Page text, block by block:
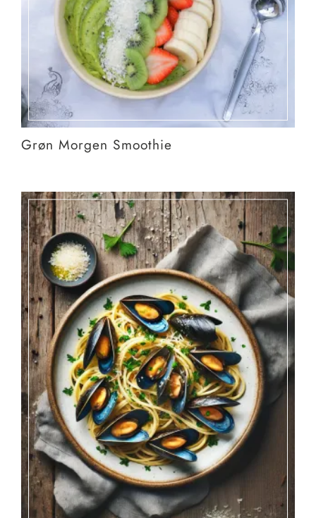
Grøn Morgen Smoothie